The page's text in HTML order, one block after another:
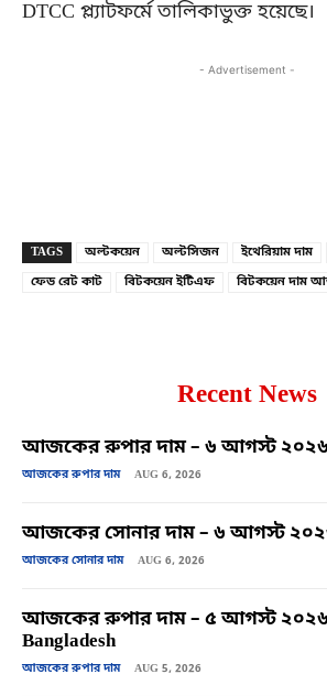
DTCC প্ল্যাটফর্মে তালিকাভুক্ত হয়েছে।
- Advertisement -
TAGS অল্টকয়েন অল্টসিজন ইথেরিয়াম দাম
ফেড রেট কাট
বিটকয়েন ইটিএফ বিটকয়েন দাম
Recent News
আজকের রুপার দাম – ৬ আগস্ট ২০২৬
আজকের রুপার দাম AUG 6, 2026
আজকের সোনার দাম – ৬ আগস্ট
আজকের সোনার দাম AUG 6, 2026
আজকের রুপার দাম – ৫ আগস্ট ২০২৬
Bangladesh
আজকের রুপার দাম AUG 5, 2026